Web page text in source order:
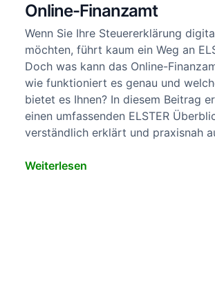
Online-Finanzamt
Wenn Sie Ihre Steuererklärung
möchten, führt kaum ein Weg an
Doch was kann das Online-
wie funktioniert es genau und
bietet es Ihnen? In diesem Beitrag
einen umfassenden ELSTER
verständlich erklärt und praxisnah
Weiterlesen